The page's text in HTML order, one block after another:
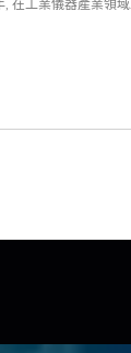
工業儀器產業領